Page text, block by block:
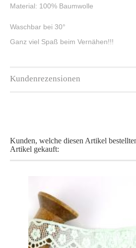
Material: 100% Baumwolle
Waschbar bei 30°
Ganz viel Spaß beim Vernähen!!!
Kundenrezensionen
Kunden, welche diesen Artikel
Artikel gekauft: